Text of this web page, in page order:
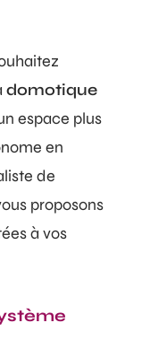
domotique
espace plus
en
de
proposons
à vos